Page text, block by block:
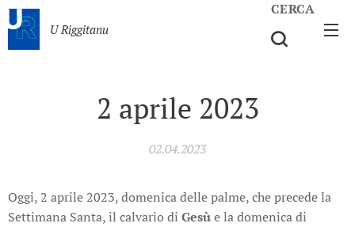
U Riggitanu
CERCA
2 aprile 2023
02.04.2023
Oggi, 2 aprile 2023, domenica delle palme, che precede la
Settimana Santa, il calvario di Gesùe la domenica di